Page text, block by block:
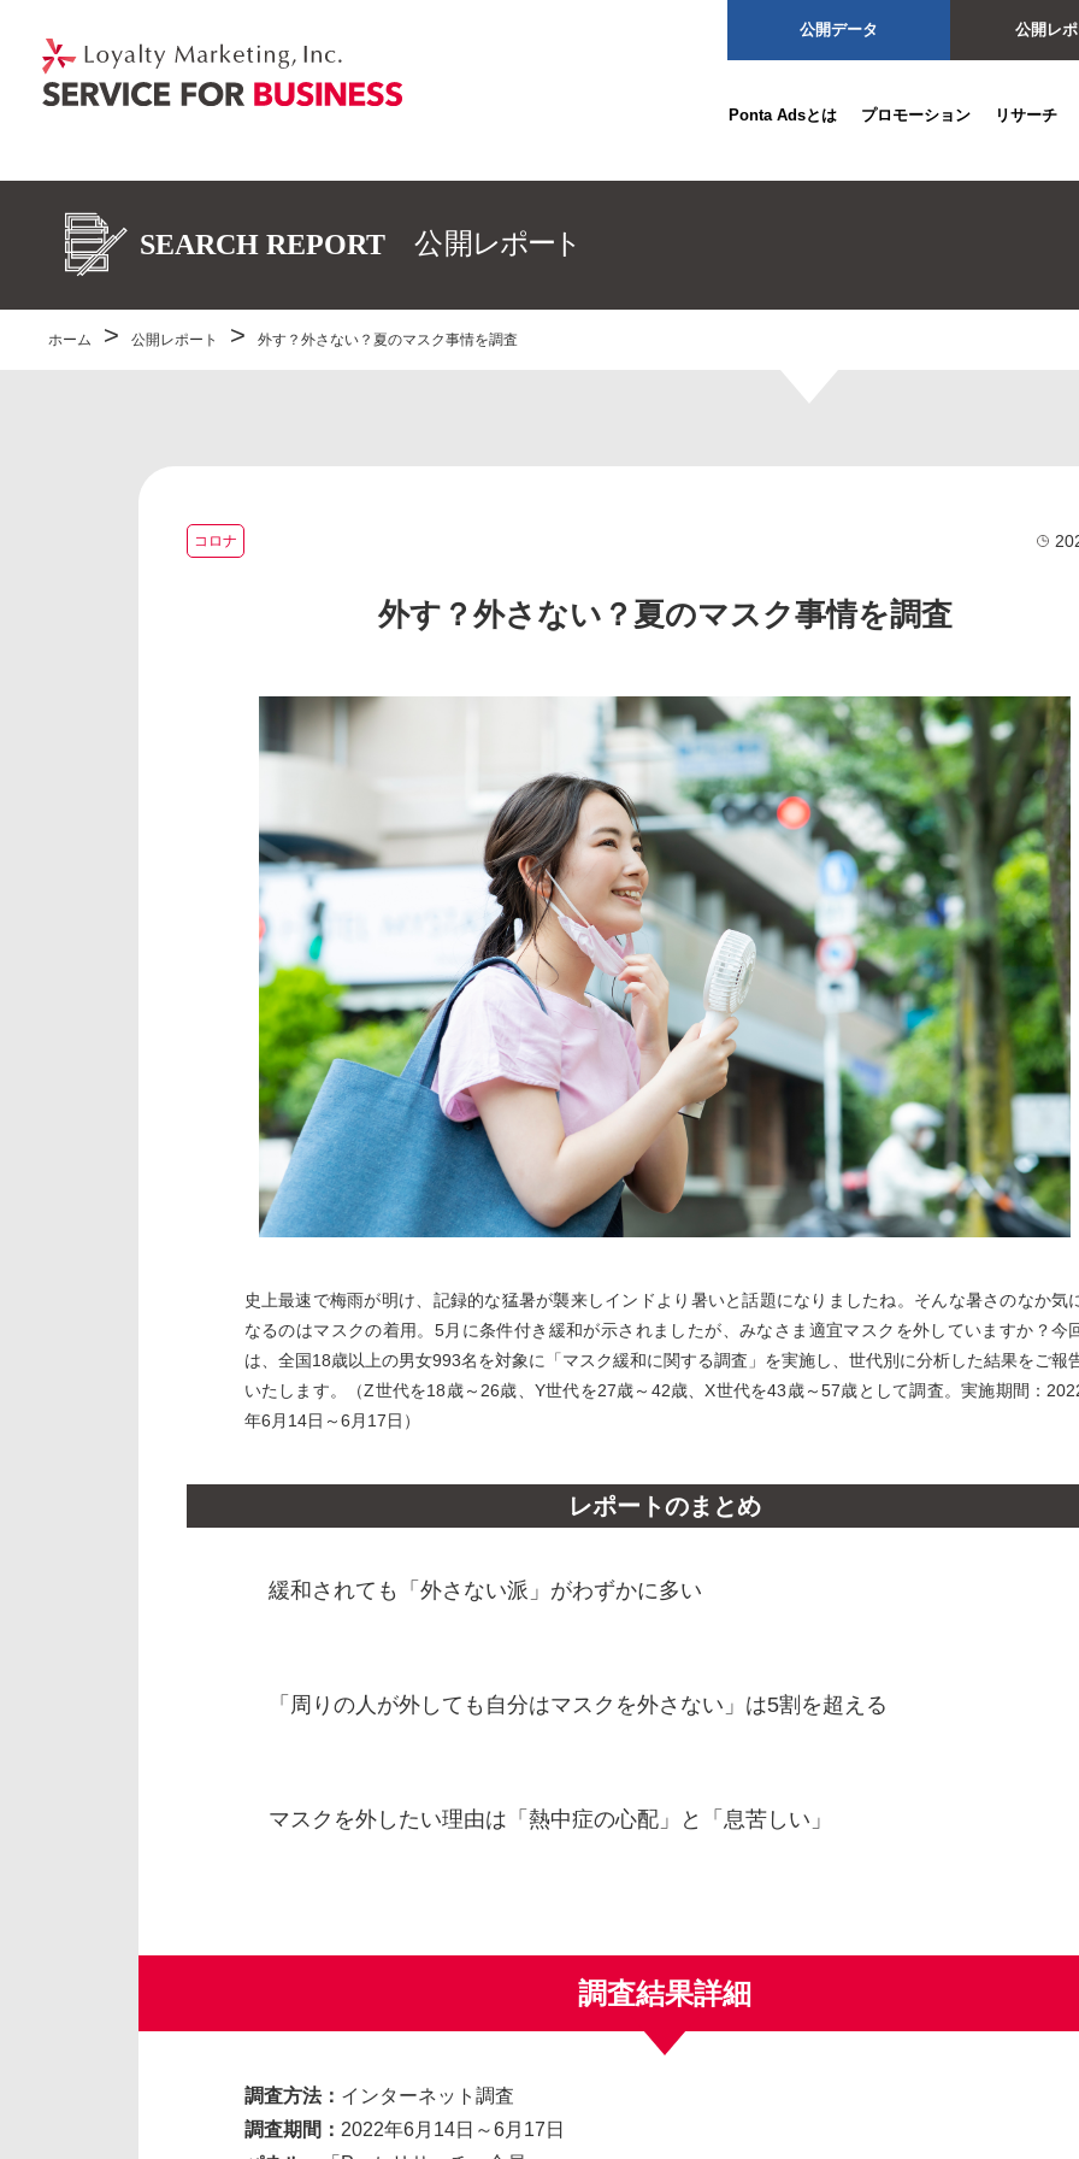
公開データ 公開レ
Ponta Adsとは プロモーション リサーチ
ホーム 公開レポート 外す？外さない？夏のマスク事情を調査
コロナ
外す？外さない？夏のマスク事情を調査
史上最速で梅雨が明け、記録的な猛暑が襲来しインドより暑いと話題になりましたね。そんな暑さのなか気
なるのはマスクの着用。5月に条件付き緩和が示されましたが、みなさま適宜マスクを外していますか？今
は、全国18歳以上の男女993名を対象に「マスク緩和に関する調査」を実施し、世代別に分析した結果をご報
いたします。（Z世代を18歳～26歳、Y世代を27歳～42歳、X世代を43歳～57歳として調査。実施期間：
年6月14日～6月17日）
レポートのまとめ
緩和されても「外さない派」がわずかに多い
「周りの人が外しても自分はマスクを外さない」は5割を超える
マスクを外したい理由は「熱中症の心配」と「息苦しい」
調査結果詳細
調査方法： インターネット調査
調査期間： 2022年6月14日～6月17日